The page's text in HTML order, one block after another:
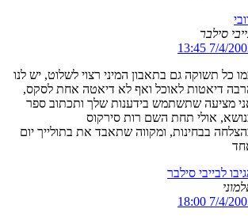
סילבר
7/4/2003
כל תשוקה גם בתאבון המיני רצוי לשלוט, יש לנו
דיאטות לאוכל ואף לא דיאטה אחת לסקס,
מציעה שתשתמש בידענות שלך ותכתוב ספר
אולי תחת השם רות סירקוס
בבחינות, ומקווה שתאבד את בתולייך יום
לבייבי סילבר
7/4/2003